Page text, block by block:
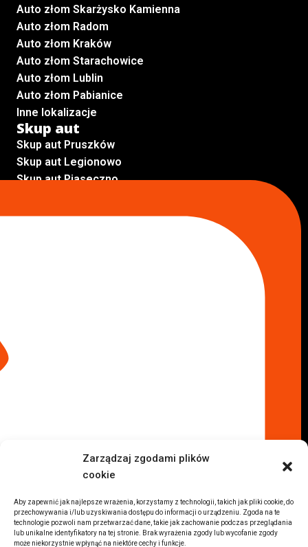
Zarządzaj zgodami plików
cookie
Aby zapewnić jak najlepsze wrażenia, korzystamy z technologii, takich jak pliki cookie, do
przechowywania i/lub uzyskiwania dostępu do informacji o urządzeniu. Zgoda na te
technologie pozwoli nam przetwarzać dane, takie jak zachowanie podczas przeglądania
lub unikalne identyfikatory na tej stronie. Brak wyrażenia zgody lub wycofanie zgody
może niekorzystnie wpłynąć na niektóre cechy i funkcje.
Auto złom Skarżysko Kamienna
Auto złom Radom
Auto złom Kraków
Auto złom Starachowice
Auto złom Lublin
Auto złom Pabianice
Inne lokalizacje
Skup aut
Skup aut Pruszków
Skup aut Legionowo
Skup aut Piaseczno
Skup aut Marki
Inne Lokalizacje
Auta z USA Rzeszów
Auta z USA Białystok
Auta z USA Kraków